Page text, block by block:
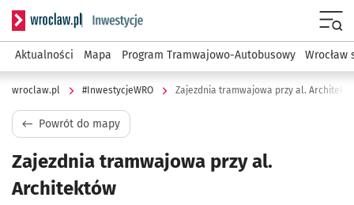
Serwis informacyjny wroclaw.pl podserwis:
Aktualności Mapa Program Tramwajowo-Autobusowy Wrocław
wroclaw.pl #InwestycjeWRO Zajezdnia tramwajowa przy al.
Powrót do mapy
Zajezdnia tramwajowa przy al.
Architektów